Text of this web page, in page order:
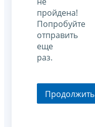
пройдена!
Попробуйте
отправить
еще
раз.
Продолжить